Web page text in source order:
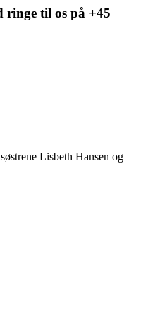
til os på +45
Lisbeth Hansen og